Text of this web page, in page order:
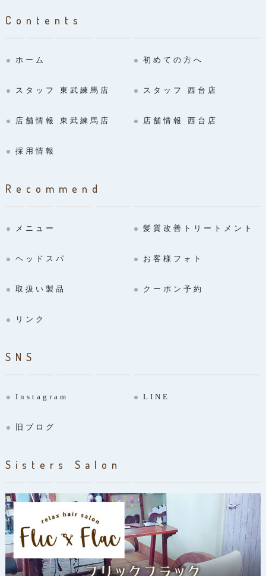
Contents
ホーム 初めての方へ
スタッフ 東武練馬店 スタッフ 西台店
店舗情報 東武練馬店 店舗情報 西台店
採用情報
Recommend
メニュー 髪質改善トリートメント
ヘッドスパ お客様フォト
取扱い製品 クーポン予約
リンク
SNS
Instagram LINE
旧ブログ
Sisters Salon